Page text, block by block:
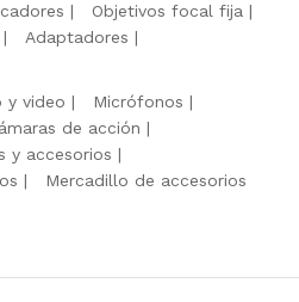
Objetivos focal fija
Adaptadores
y video
Micrófonos
de acción
y accesorios
Mercadillo de accesorios